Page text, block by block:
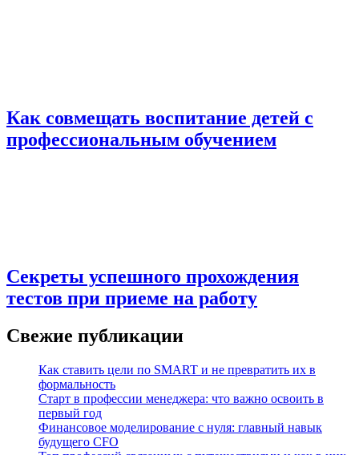
Как совмещать воспитание детей с
профессиональным обучением
Секреты успешного прохождения
тестов при приеме на работу
Свежие публикации
Как ставить цели по SMART и не превратить их в
формальность
Старт в профессии менеджера: что важно освоить в
первый год
Финансовое моделирование с нуля: главный навык
будущего CFO